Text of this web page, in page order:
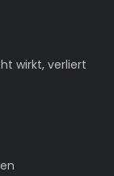
wirkt, verliert